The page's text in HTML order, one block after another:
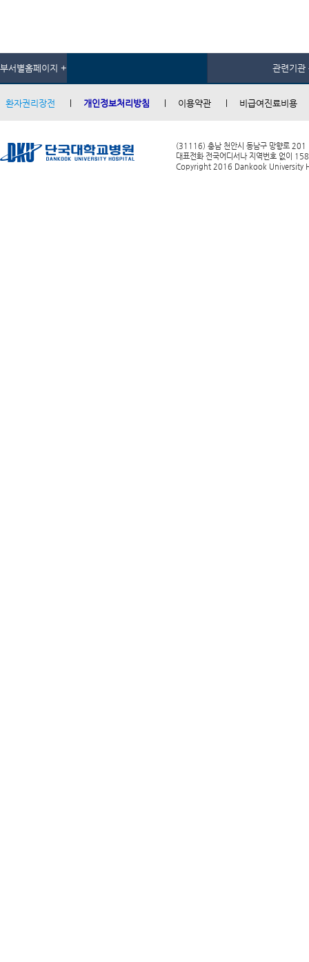
부서별홈페이지 + 관련기관
환자권리장전 개인정보처리방침 이용약관 비급여진료비용
(31116) 충남 천안시 동남구 망향로 201
대표전화 전국어디서나 지역번호 없이
Copyright 2016 Dankook University